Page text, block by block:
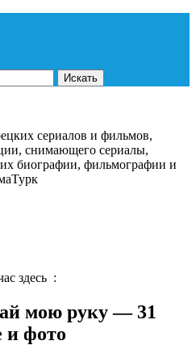
сериалов и фильмов,
снимающего сериалы,
биографии, фильмографии и
здесь :
мою руку — 31
и фото